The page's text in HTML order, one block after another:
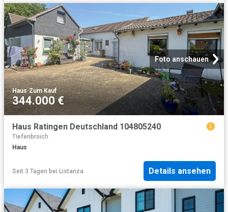
Foto anschauen
Haus·Zum Kauf
344.000 €
Haus Ratingen Deutschland 104805240
Tiefenbroich
Haus
Seit 3 Tagen bei Listanza Details ansehen